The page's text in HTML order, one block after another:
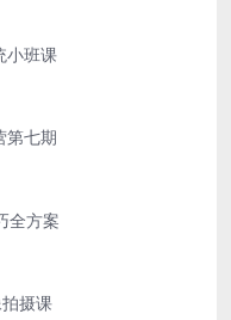
小班课
第七期
全方案
摄课